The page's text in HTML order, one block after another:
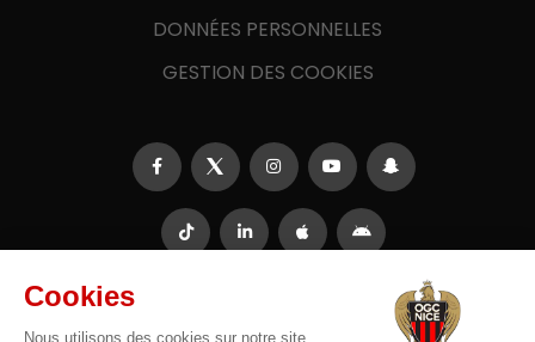
DONNÉES PERSONNELLES
GESTION DES COOKIES